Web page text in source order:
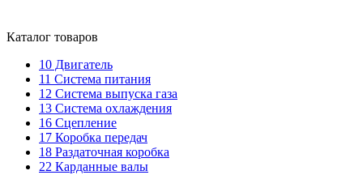
Каталог товаров
10 Двигатель
11 Система питания
12 Система выпуска газа
13 Система охлаждения
16 Сцепление
17 Коробка передач
18 Раздаточная коробка
22 Карданные валы